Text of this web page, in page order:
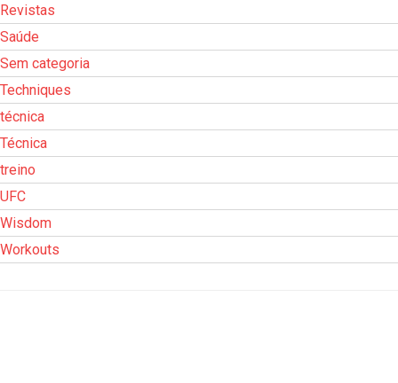
Revistas
Saúde
Sem categoria
Techniques
técnica
Técnica
treino
UFC
Wisdom
Workouts